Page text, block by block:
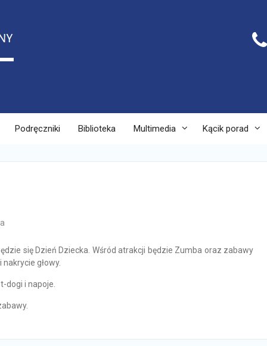
Podręczniki Biblioteka Multimedia Kącik porad
się Dzień Dziecka. Wśród atrakcji będzie Zumba oraz zabawy
głowy.
dogi i napoje.